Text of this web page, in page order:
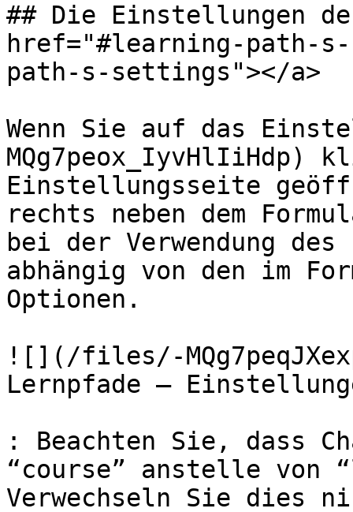
## Die Einstellungen
href="#learning-path-
path-s-settings"></a>
Wenn Sie auf das
MQg7peox_IyvHlIiHdp)
Einstellungsseite
rechts neben dem
bei der Verwendung
abhängig von den im
Optionen.
![](/files/-
Lernpfade —
: Beachten Sie, dass
“course” anstelle von
Verwechseln Sie dies